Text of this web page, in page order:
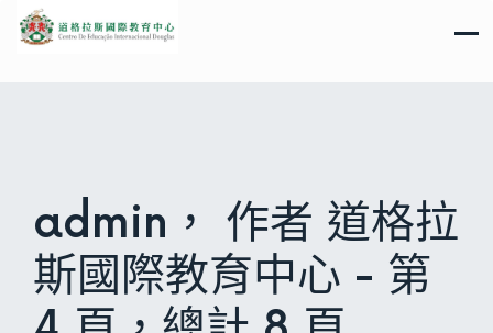
admin， 作者 道格拉
斯國際教育中心 - 第